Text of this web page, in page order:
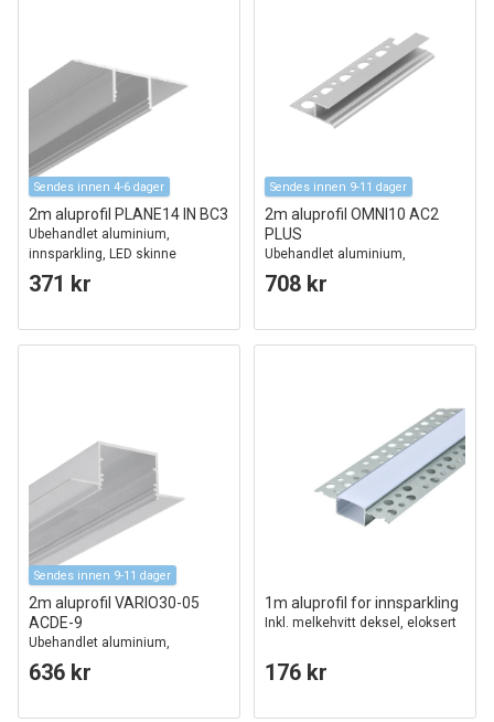
Sendes innen 4-6 dager
2m aluprofil PLANE14 IN BC3
Ubehandlet aluminium,
innsparkling, LED skinne
371 kr
Sendes innen 9-11 dager
2m aluprofil OMNI10 AC2
PLUS
Ubehandlet aluminium,
innsparkling, LED-skinne
708 kr
Sendes innen 9-11 dager
2m aluprofil VARIO30-05
ACDE-9
Ubehandlet aluminium,
innsparkling, LED skinne
636 kr
1m aluprofil for innsparkling
Inkl. melkehvitt deksel, eloksert
176 kr